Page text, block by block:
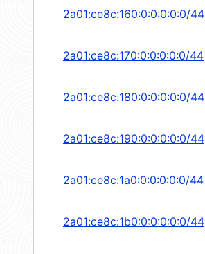
2a01:ce8c:160:0:0:0:0:0/44
2a01:ce8c:170:0:0:0:0:0/44
2a01:ce8c:180:0:0:0:0:0/44
2a01:ce8c:190:0:0:0:0:0/44
2a01:ce8c:1a0:0:0:0:0:0/44
2a01:ce8c:1b0:0:0:0:0:0/44